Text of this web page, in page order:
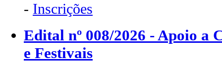
- Inscrições
Edital nº 008/2026 - Apoio a
e Festivais